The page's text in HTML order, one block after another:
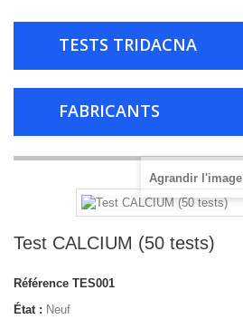
TESTS TRIDACNA
FABRICANTS
Agrandir l'image
Test CALCIUM (50 tests)
Référence TES001
État : Neuf